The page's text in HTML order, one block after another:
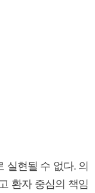
실현될 수 없다. 의
환자 중심의 책임